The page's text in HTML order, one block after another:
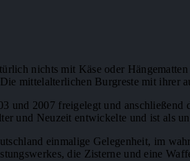
nichts mit Käse oder
mittelalterlichen Burgreste mit ihrer
und 2007 freigelegt und
und Neuzeit entwickelte und ist als
einmalige Gelegenheit, im
die Zisterne und eine